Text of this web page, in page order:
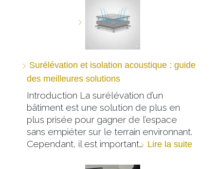
Surélévation et isolation acoustique : guide
des meilleures solutions
Introduction La surélévation d’un
bâtiment est une solution de plus en
plus prisée pour gagner de l’espace
sans empiéter sur le terrain environnant.
Cependant, il est important… Lire la suite